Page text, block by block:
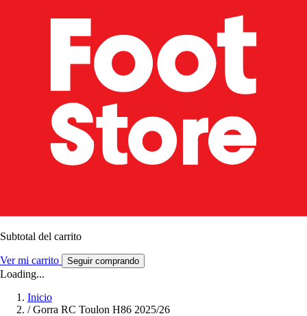
Subtotal del carrito
Ver mi carrito Seguir comprando
Loading...
Inicio
/ Gorra RC Toulon H86 2025/26